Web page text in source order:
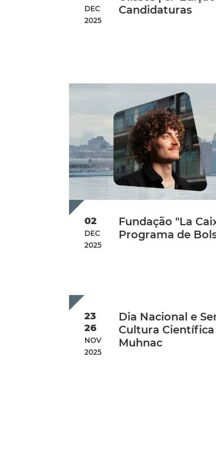
DEC
2025
Candidaturas
02
DEC
2025
Fundação "La
Programa de
23
26
NOV
2025
Dia Nacional e
Cultura Científica
Muhnac